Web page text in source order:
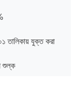
তালিকায় যুক্ত করা
শুল্ক